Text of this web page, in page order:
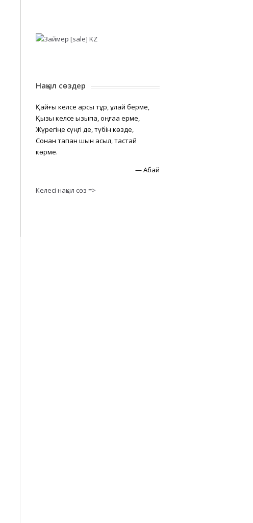
Нақыл сөздер
Қайғы келсе қарсы тұр, құлай берме,
Қызық келсе қызықпа, оңғаққа ерме,
Жүрегіңе сүңгі де, түбін көзде,
Сонан тапқан шын асыл, тастай
көрме.
—Абай
Келесі нақыл сөз =>